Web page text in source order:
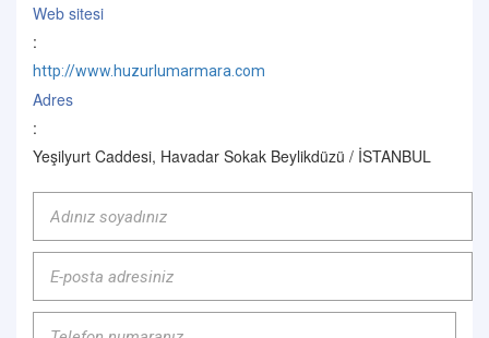
Web sitesi
:
http://www.huzurlumarmara.com
Adres
:
Yeşilyurt Caddesi, Havadar Sokak Beylikdüzü / İSTANBUL